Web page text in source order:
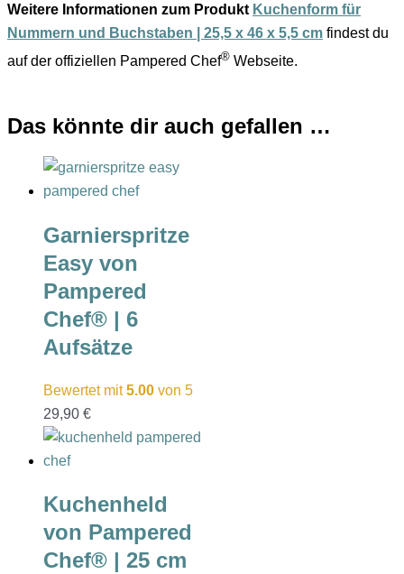
Weitere Informationen zum Produkt Kuchenform für
Nummern und Buchstaben | 25,5 x 46 x 5,5 cm findest du
auf der offiziellen Pampered Chef® Webseite.
Das könnte dir auch gefallen …
Garnierspritze
Easy von
Pampered
Chef® | 6
Aufsätze
Bewertet mit5.00 von 5
29,90 €
Kuchenheld
von Pampered
Chef® | 25 cm